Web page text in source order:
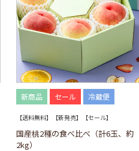
新商品 セール 冷蔵便
【送料無料】【新発売】【セール】
国産桃2種の食べ比べ（計6玉、約
2kg）